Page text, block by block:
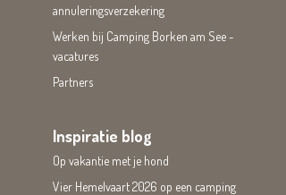
annuleringsverzekering
Werken bij Camping Borken am See -
vacatures
Partners
Inspiratie blog
Op vakantie met je hond
Vier Hemelvaart 2026 op een camping